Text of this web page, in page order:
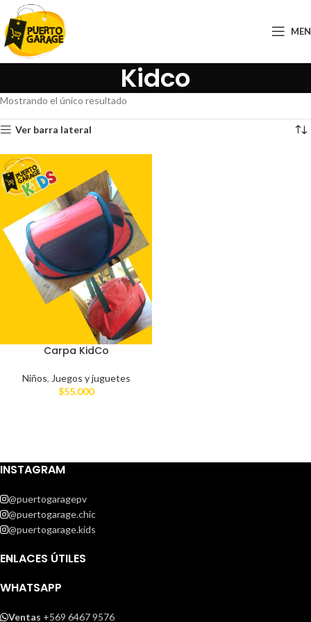
Kidco
Mostrando el único resultado
Ver barra lateral
Carpa KidCo
Niños, Juegos y juguetes
$55.000
INSTAGRAM
@puertogaragepv
@puertogarage.chic
@puertogarage.kids
ENLACES ÚTILES
WHATSAPP
Ventas +569 6467 9576